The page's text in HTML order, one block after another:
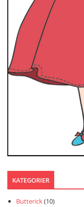
KATEGORIER
Butterick(10)